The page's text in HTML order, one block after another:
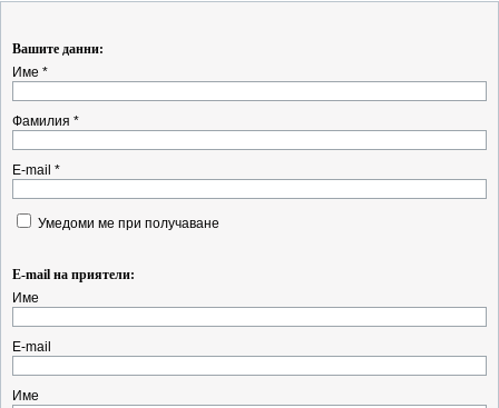
Вашите данни:
Име *
Фамилия *
E-mail *
Умедоми ме при получаване
E-mail на приятели:
Име
E-mail
Име